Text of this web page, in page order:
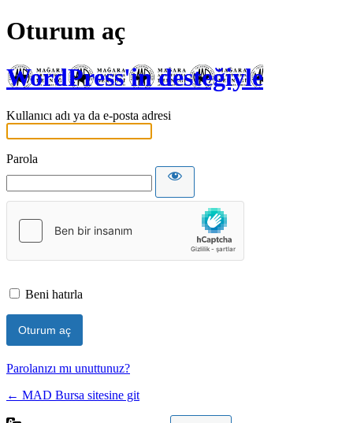
Oturum aç
WordPress'in desteğiyle
Kullanıcı adı ya da e-posta adresi
Parola
Beni hatırla
Parolanızı mı unuttunuz?
← MAD Bursa sitesine git